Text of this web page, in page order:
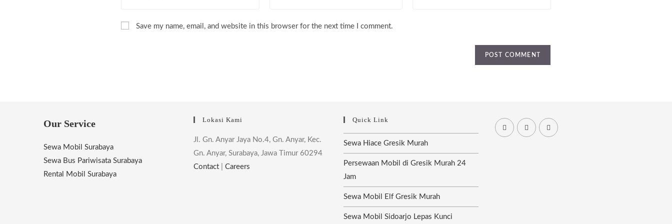
or
Save my name, email, and website in this browser for the next time I comment.
Our Service
Sewa Mobil Surabaya
Sewa Bus Pariwisata Surabaya
Rental Mobil Surabaya
Lokasi Kami
Jl. Gn. Anyar Jaya No.4, Gn. Anyar, Kec.
Gn. Anyar, Surabaya, Jawa Timur 60294
Contact
Careers
Quick Link
Sewa Hiace Gresik Murah
Persewaan Mobil di Gresik Murah 24
Jam
Sewa Mobil Elf Gresik Murah
Sewa Mobil Sidoarjo Lepas Kunci